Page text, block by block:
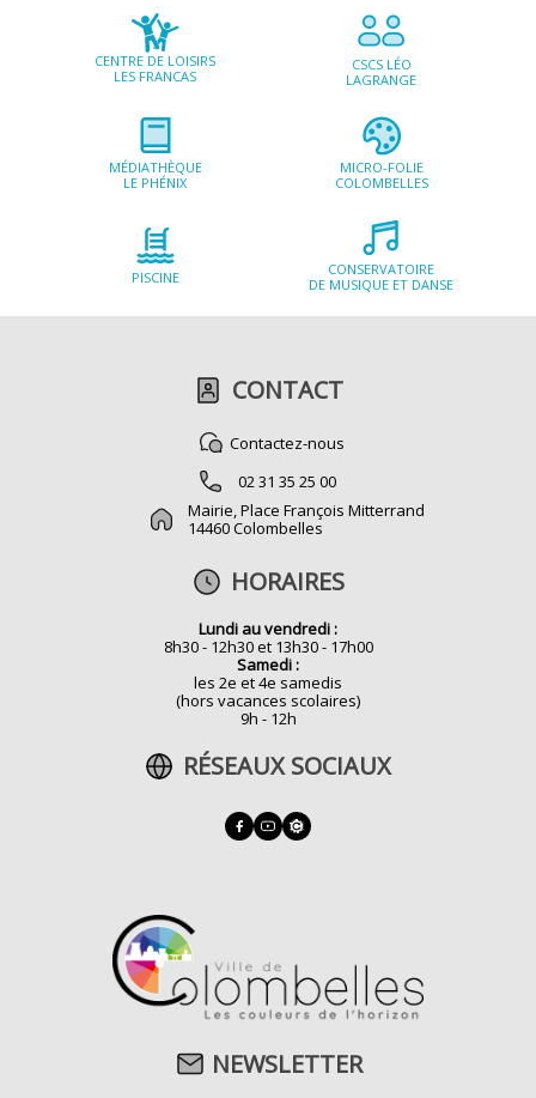
CENTRE DE LOISIRS
LES FRANCAS
CSCS LÉO
LAGRANGE
MÉDIATHÈQUE
LE PHÉNIX
MICRO-FOLIE
COLOMBELLES
PISCINE
CONSERVATOIRE
DE MUSIQUE ET DANSE
CONTACT
Contactez-nous
02 31 35 25 00
Mairie, Place François Mitterrand
14460 Colombelles
HORAIRES
Lundi au vendredi :
8h30 - 12h30 et 13h30 - 17h00
Samedi :
les 2e et 4e samedis
(hors vacances scolaires)
9h - 12h
RÉSEAUX SOCIAUX
NEWSLETTER